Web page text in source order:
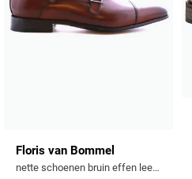
Floris van Bommel
nette schoenen bruin effen leer laag model